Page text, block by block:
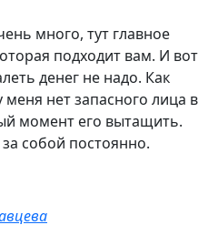
много, тут главное
подходит вам. И вот
денег не надо. Как
меня нет запасного лица в
момент его вытащить.
собой постоянно.